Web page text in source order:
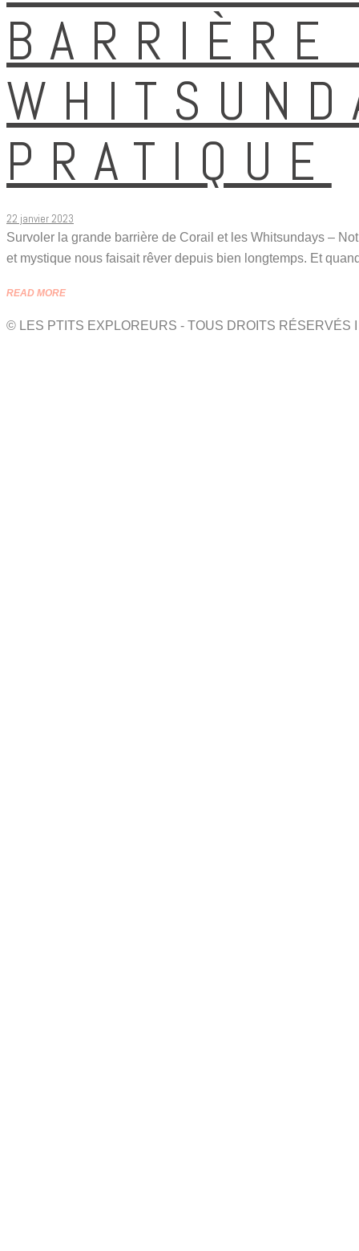
PRATIQUE
22 janvier 2023
Survoler la grande barrière de Corail et les Whitsundays –
et mystique nous faisait rêver depuis bien longtemps. Et
READ MORE
© LES PTITS EXPLOREURS - TOUS DROITS RÉSERVÉS